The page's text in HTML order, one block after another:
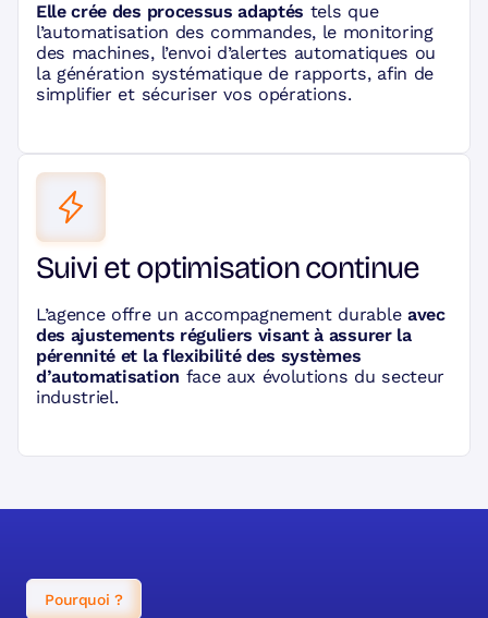
Elle crée des processus adaptés tels que
l’automatisation des commandes, le monitoring
des machines, l’envoi d’alertes automatiques ou
la génération systématique de rapports, afin de
simplifier et sécuriser vos opérations.
Suivi et optimisation continue
L’agence offre un accompagnement durable avec
des ajustements réguliers visant à assurer la
pérennité et la flexibilité des systèmes
d’automatisation face aux évolutions du secteur
industriel.
Pourquoi ?